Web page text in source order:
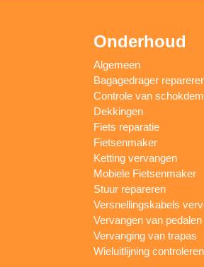
Onderhoud
Algemeen
Bagagedrager
Controle van
Dekkingen
Fiets reparatie
Fietsenmaker
Ketting vervangen
Mobiele Fietsenmaker
Stuur repareren
Versnellingskabels
Vervangen van pedalen
Vervanging van trapas
Wieluitlijning controleren